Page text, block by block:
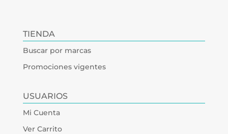
TIENDA
Buscar por marcas
Promociones vigentes
USUARIOS
Mi Cuenta
Ver Carrito